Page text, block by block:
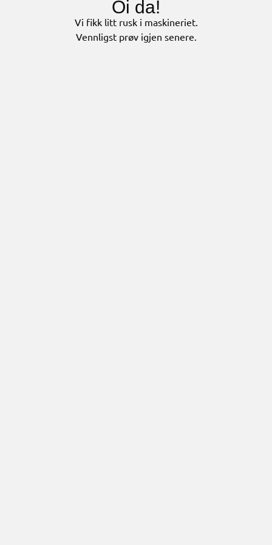
Oi da!
Vi fikk litt rusk i maskineriet.
Vennligst prøv igjen senere.